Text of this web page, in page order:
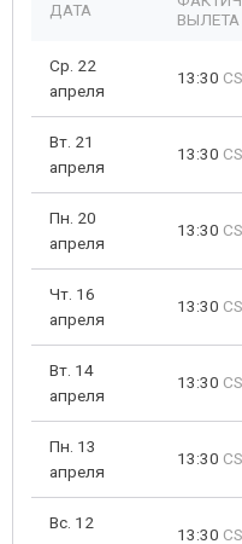
ДАТА
ВЫЛЕТА
Ср. 22
апреля
13:30
Вт. 21
апреля
13:30
Пн. 20
апреля
13:30
Чт. 16
апреля
13:30
Вт. 14
апреля
13:30
Пн. 13
апреля
13:30
Вс. 12
13:30